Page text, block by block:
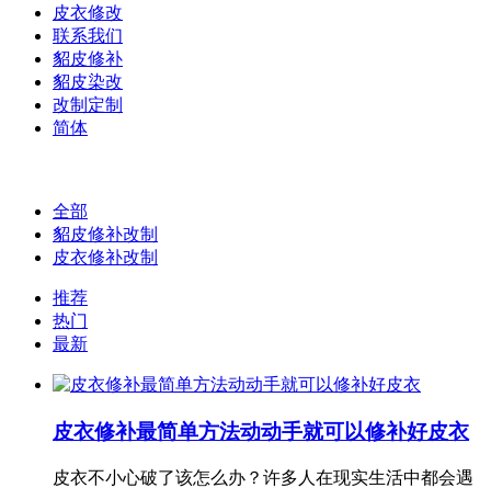
皮衣修改
联系我们
貂皮修补
貂皮染改
改制定制
简体
全部
貂皮修补改制
皮衣修补改制
推荐
热门
最新
皮衣修补最简单方法动动手就可以修补好皮衣
皮衣不小心破了该怎么办？许多人在现实生活中都会遇